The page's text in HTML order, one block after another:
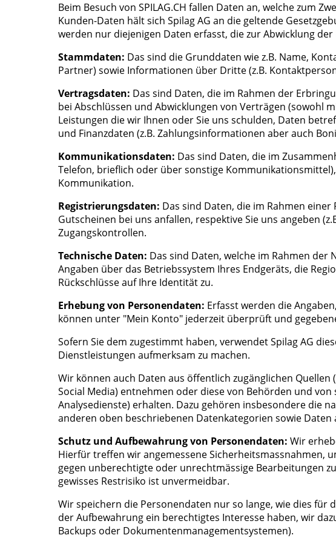
Beim Besuch von SPILAG.CH fallen Daten an, welche zum
Kunden-Daten hält sich Spilag AG an die geltende
werden nur diejenigen Daten erfasst, die zur Abwicklung
Stammdaten: Das sind die Grunddaten wie z.B. Name,
Partner) sowie Informationen über Dritte (z.B.
Vertragsdaten: Das sind Daten, die im Rahmen der
bei Abschlüssen und Abwicklungen von Verträgen (sowohl
Leistungen die wir Ihnen oder Sie uns schulden, Daten
und Finanzdaten (z.B. Zahlungsinformationen aber auch
Kommunikationsdaten: Das sind Daten, die im
Telefon, brieflich oder über sonstige
Kommunikation.
Registrierungsdaten: Das sind Daten, die im Rahmen
Gutscheinen bei uns anfallen, respektive Sie uns angeben
Zugangskontrollen.
Technische Daten: Das sind Daten, welche im Rahmen der
Angaben über das Betriebssystem Ihres Endgeräts, die
Rückschlüsse auf Ihre Identität zu.
Erhebung von Personendaten: Erfasst werden die
können unter "Mein Konto" jederzeit überprüft und
Sofern Sie dem zugestimmt haben, verwendet Spilag AG
Dienstleistungen aufmerksam zu machen.
Wir können auch Daten aus öffentlich zugänglichen
Social Media) entnehmen oder diese von Behörden und
Analysedienste) erhalten. Dazu gehören insbesondere die
anderen oben beschriebenen Datenkategorien sowie Daten
Schutz und Aufbewahrung von Personendaten: Wir
Hierfür treffen wir angemessene Sicherheitsmassnahmen,
gegen unberechtigte oder unrechtmässige Bearbeitungen
gewisses Restrisiko ist unvermeidbar.
Wir speichern die Personendaten nur so lange, wie dies
der Aufbewahrung ein berechtigtes Interesse haben, wir
Backups oder Dokumentenmanagementsystemen).